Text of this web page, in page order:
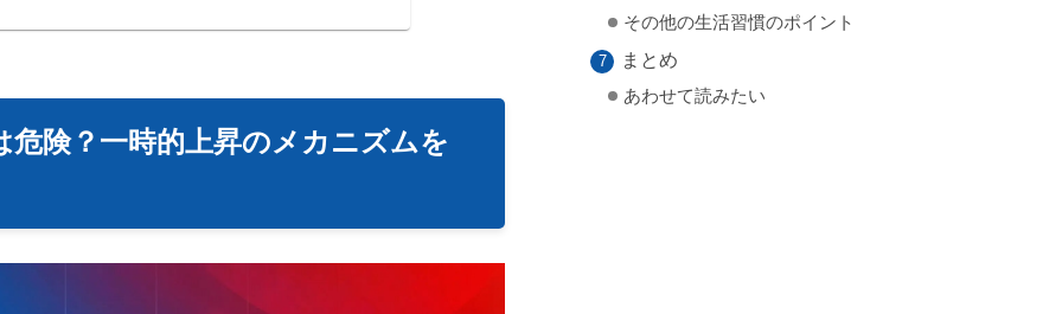
険？一時的上昇のメカニズムを
その他の生活習慣のポイント
まとめ
あわせて読みたい